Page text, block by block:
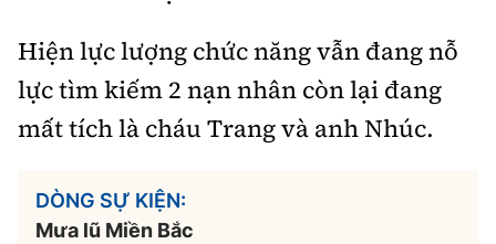
Hiện lực lượng chức năng vẫn đang nỗ
lực tìm kiếm 2 nạn nhân còn lại đang
mất tích là cháu Trang và anh Nhúc.
DÒNG SỰ KIỆN:
Mưa lũ Miền Bắc